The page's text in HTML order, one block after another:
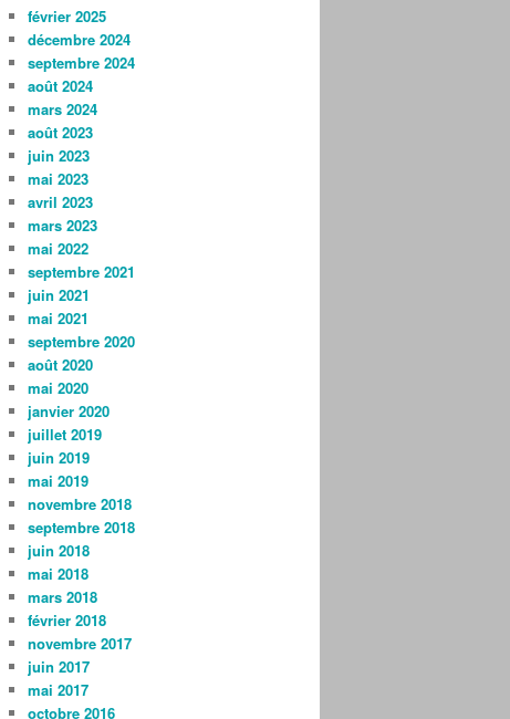
février 2025
décembre 2024
septembre 2024
août 2024
mars 2024
août 2023
juin 2023
mai 2023
avril 2023
mars 2023
mai 2022
septembre 2021
juin 2021
mai 2021
septembre 2020
août 2020
mai 2020
janvier 2020
juillet 2019
juin 2019
mai 2019
novembre 2018
septembre 2018
juin 2018
mai 2018
mars 2018
février 2018
novembre 2017
juin 2017
mai 2017
octobre 2016